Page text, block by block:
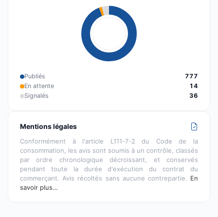
Publiés
777
En attente
14
Signalés
36
Mentions légales
Conformément à l'article L111-7-2 du Code de la
consommation, les avis sont soumis à un contrôle, classés
par ordre chronologique décroissant, et conservés
pendant toute la durée d'exécution du contrat du
commerçant. Avis récoltés sans aucune contrepartie. En
savoir plus…